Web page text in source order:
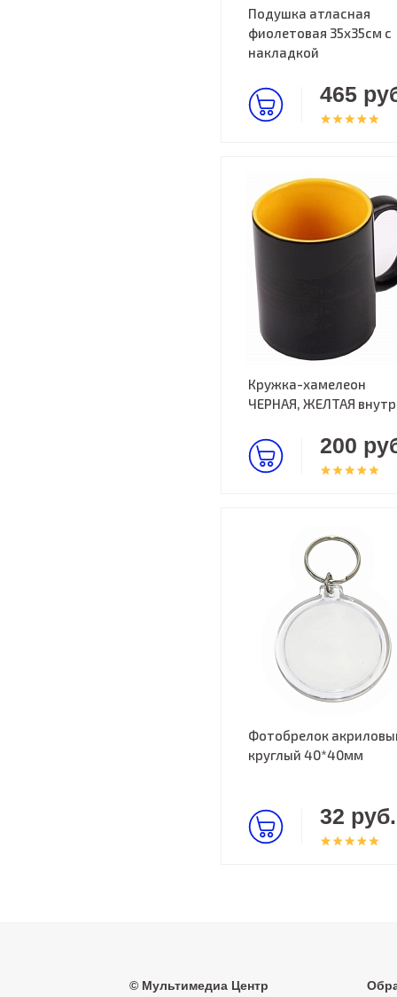
Подушка атласная
фиолетовая 35х35см c
накладкой
465
Кружка-хамелеон
ЧЕРНАЯ, ЖЕЛТАЯ
200
Фотобрелок
круглый 40*40мм
32 руб.
©Мультимедиа Центр